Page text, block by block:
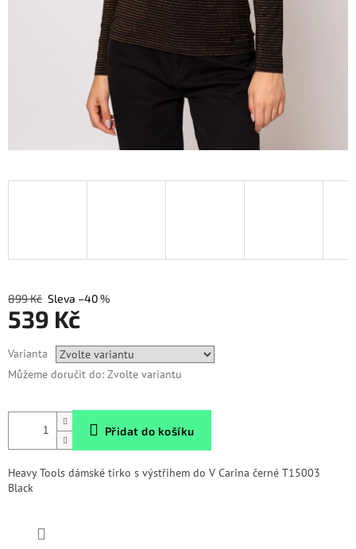
899 Kč –40 %
539 Kč
cena:
Varianta
Můžeme doručit do: Zvolte variantu
Přidat do košíku
Heavy Tools dámské tirko s výstřihem do V Carina černé T15003
Black